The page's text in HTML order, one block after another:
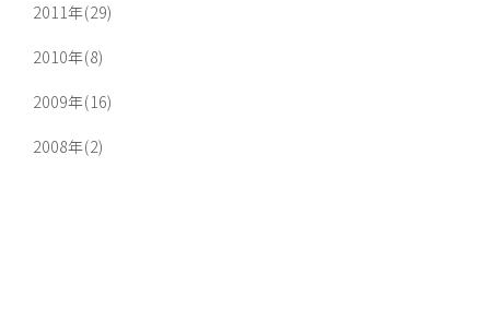
2011年(29)
2010年(8)
2009年(16)
2008年(2)